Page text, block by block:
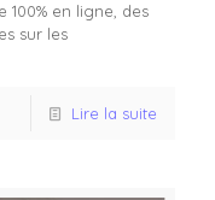
en ligne, des
sur les
Lire la suite